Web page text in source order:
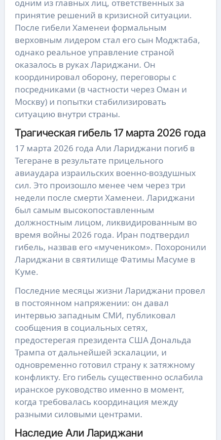
одним из главных лиц, ответственных за
принятие решений в кризисной ситуации.
После гибели Хаменеи формальным
верховным лидером стал его сын Моджтаба,
однако реальное управление страной
оказалось в руках Лариджани. Он
координировал оборону, переговоры с
посредниками (в частности через Оман и
Москву) и попытки стабилизировать
ситуацию внутри страны.
Трагическая гибель 17 марта 2026 года
17 марта 2026 года Али Лариджани погиб в
Тегеране в результате прицельного
авиаудара израильских военно-воздушных
сил. Это произошло менее чем через три
недели после смерти Хаменеи. Лариджани
был самым высокопоставленным
должностным лицом, ликвидированным во
время войны 2026 года. Иран подтвердил
гибель, назвав его «мучеником». Похоронили
Лариджани в святилище Фатимы Масуме в
Куме.
Последние месяцы жизни Лариджани провел
в постоянном напряжении: он давал
интервью западным СМИ, публиковал
сообщения в социальных сетях,
предостерегая президента США Дональда
Трампа от дальнейшей эскалации, и
одновременно готовил страну к затяжному
конфликту. Его гибель существенно ослабила
иранское руководство именно в момент,
когда требовалась координация между
разными силовыми центрами.
Наследие Али Лариджани